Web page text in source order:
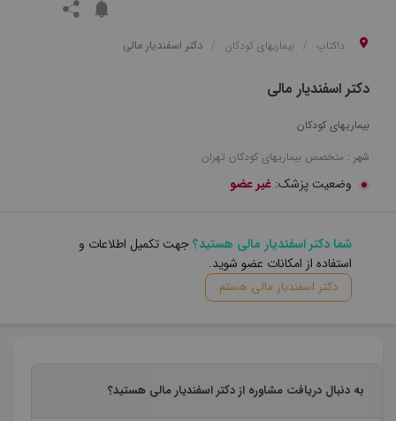
داکتاپ بیماریهای کودکان دکتر اسفندیار مالی
دکتر اسفندیار مالی
بیماریهای کودکان
شهر : متخصص بیماریهای کودکان تهران
وضعیت پزشک: غیر عضو
شما دکتر اسفندیار مالی هستید؟جهت تکمیل اطلاعات و
استفاده از امکانات عضو شوید.
دکتر اسفندیار مالی هستم
به دنبال دریافت مشاوره از دکتر اسفندیار مالی هستید؟